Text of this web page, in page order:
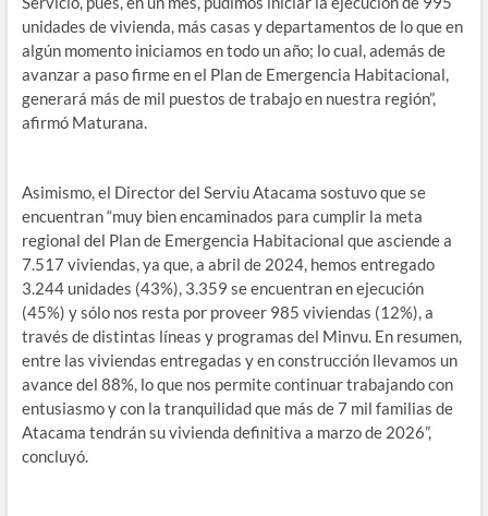
unidades de vivienda, más casas y departamentos de lo que en
algún momento iniciamos en todo un año; lo cual, además de
avanzar a paso firme en el Plan de Emergencia Habitacional,
generará más de mil puestos de trabajo en nuestra región”,
afirmó Maturana.
Asimismo, el Director del Serviu Atacama sostuvo que se
encuentran “muy bien encaminados para cumplir la meta
regional del Plan de Emergencia Habitacional que asciende a
7.517 viviendas, ya que, a abril de 2024, hemos entregado
3.244 unidades (43%), 3.359 se encuentran en ejecución
(45%) y sólo nos resta por proveer 985 viviendas (12%), a
través de distintas líneas y programas del Minvu. En resumen,
entre las viviendas entregadas y en construcción llevamos un
avance del 88%, lo que nos permite continuar trabajando con
entusiasmo y con la tranquilidad que más de 7 mil familias de
Atacama tendrán su vivienda definitiva a marzo de 2026”,
concluyó.